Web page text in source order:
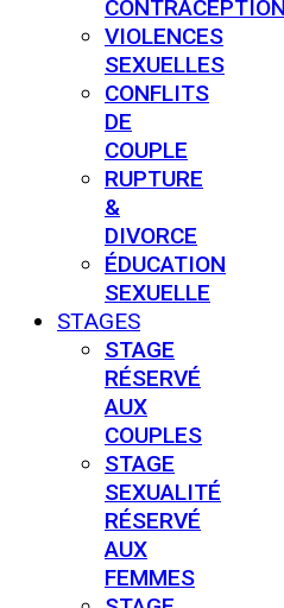
CONTRACEPTION
VIOLENCES
SEXUELLES
CONFLITS
DE
COUPLE
RUPTURE
&
DIVORCE
ÉDUCATION
SEXUELLE
STAGES
STAGE
RÉSERVÉ
AUX
COUPLES
STAGE
SEXUALITÉ
RÉSERVÉ
AUX
FEMMES